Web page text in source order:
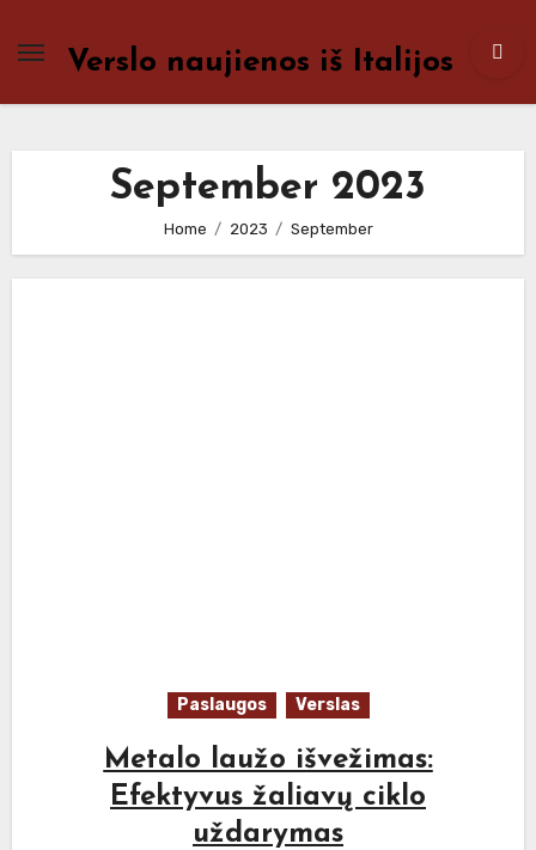
Verslo naujienos iš Italijos
September 2023
Home 2023 September
Paslaugos Verslas
Metalo laužo išvežimas:
Efektyvus žaliavų ciklo
uždarymas